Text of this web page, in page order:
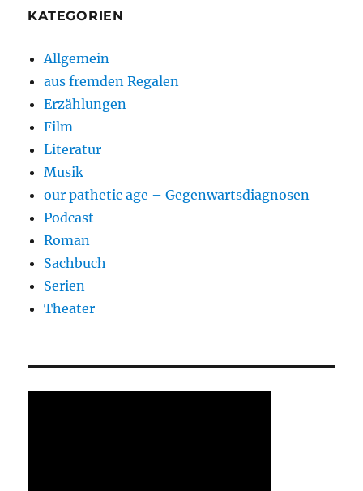
KATEGORIEN
Allgemein
aus fremden Regalen
Erzählungen
Film
Literatur
Musik
our pathetic age – Gegenwartsdiagnosen
Podcast
Roman
Sachbuch
Serien
Theater